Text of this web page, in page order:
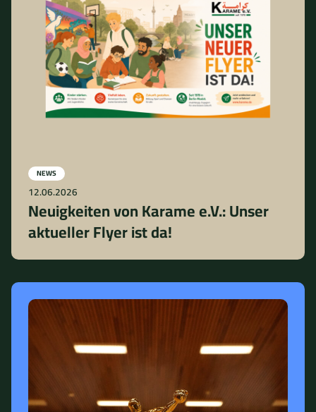
NEWS
12.06.2026
Neuigkeiten von Karame e.V.: Unser
aktueller Flyer ist da!